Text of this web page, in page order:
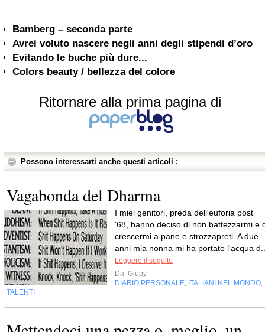
Bamberg – seconda parte
Avrei voluto nascere negli anni degli stipendi d’oro
Evitando le buche più dure...
Colors beauty / bellezza del colore
Ritornare alla prima pagina di
Possono interessarti anche questi articoli :
Vagabonda del Dharma
I miei genitori, preda dell'euforia post
'68, hanno deciso di non battezzarmi e
crescermi a pane e strozzapreti. A due
anni mia nonna mi ha portato l'acqua
Leggere il seguito
Da Giupy
DIARIO PERSONALE
ITALIANI NEL MONDO
TALENTI